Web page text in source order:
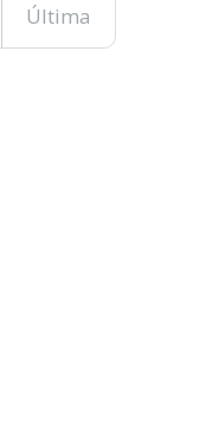
Última